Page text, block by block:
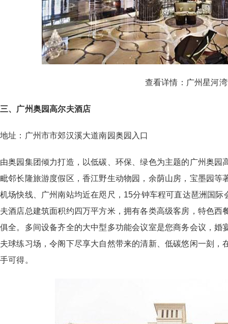
查看详情： 广州星河
三、广州奥园高尔夫酒店
地址：广州市市郊汉溪大道南园奥园入口
由奥园集团倾力打造，以低碳、环保、绿色为主题的广州奥
毗邻长隆旅游度假区，香江野生动物园，余荫山房，宝墨园
机场快线、广州南站均近在咫尺，15分钟车程可直达琶洲国
夫酒店总建筑面积约四万平方米，拥有各类高级客房，特色
俱全。多间设备齐全的大中型多功能会议室是您商务会议，婚
夫球练习场，令阁下尽享大自然带来的清新、低碳悠闲一刻
手可得。